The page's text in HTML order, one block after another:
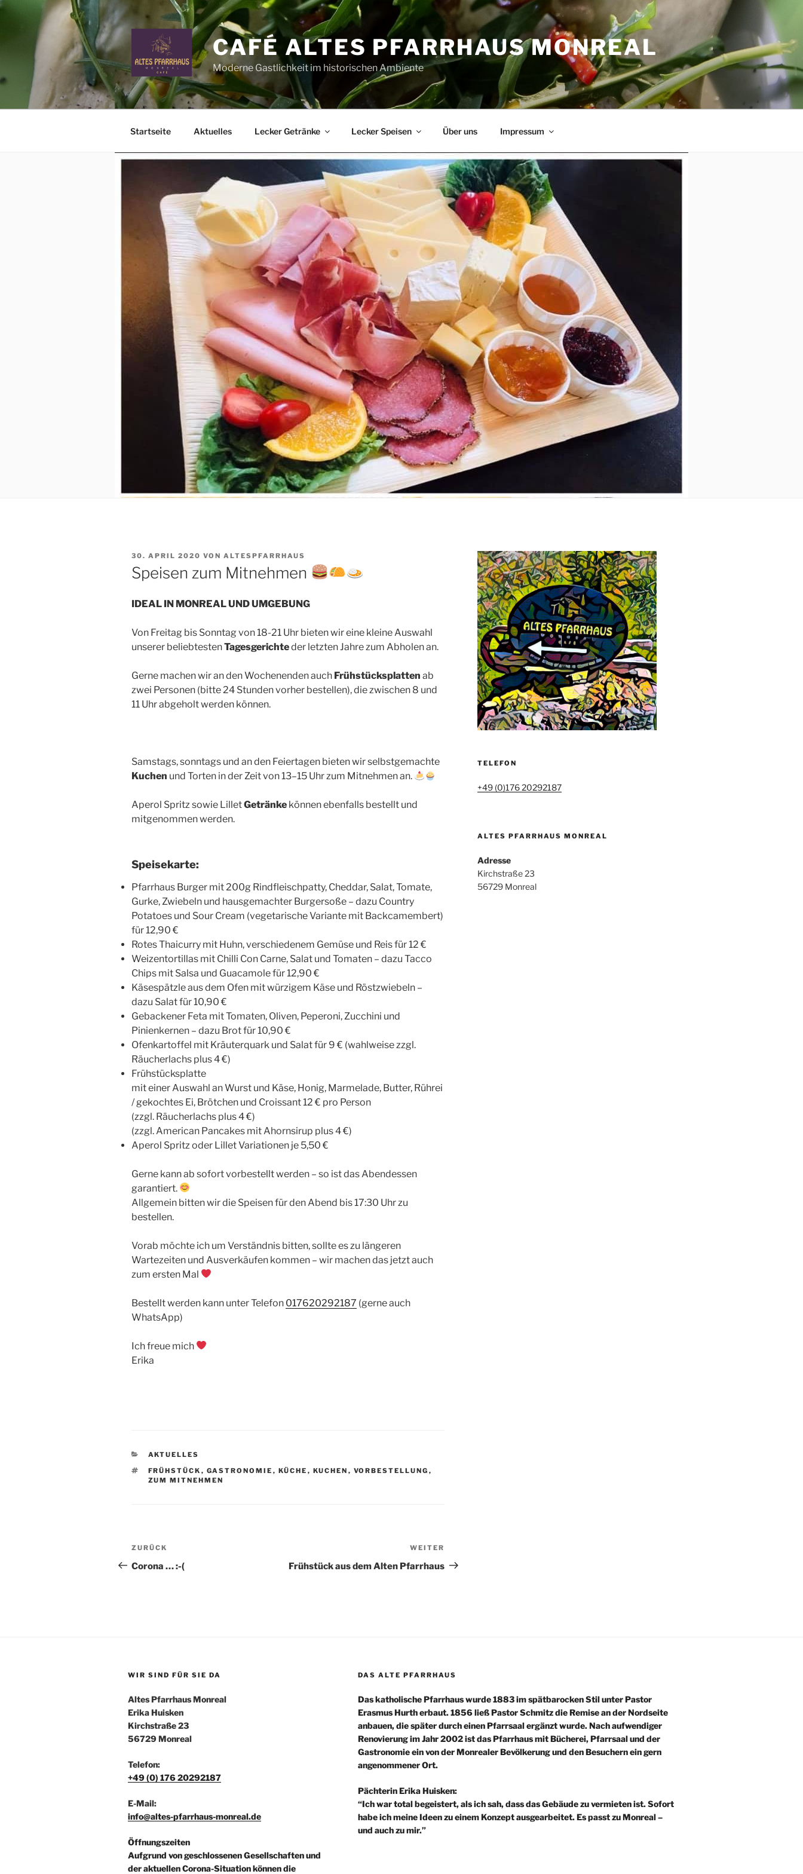
Zum
springen
CAFÉ ALTES PFARRHAUS MONREAL
Moderne Gastlichkeit im historischen Ambiente
Startseite Aktuelles Lecker Getränke Lecker Speisen Über uns Impressum
VERÖFFENTLICHT
AM
30. APRIL 2020 VON ALTESPFARRHAUS
Speisen zum Mitnehmen
IDEAL IN MONREAL UND UMGEBUNG
Von Freitag bis Sonntag von 18-21 Uhr bieten wir eine kleine Auswahl
unserer beliebtestenTagesgerichteder letzten Jahre zum Abholen an.
Gerne machen wir an den Wochenenden auch Frühstücksplatten ab
zwei Personen (bitte 24 Stunden vorher bestellen), die zwischen 8 und
11 Uhr abgeholt werden können.
Samstags, sonntags und an den Feiertagen bieten wir selbstgemachte
Kuchen und Torten in der Zeit von 13–15 Uhr zum Mitnehmen an.
Aperol Spritz sowie LilletGetränke können ebenfalls bestellt und
mitgenommen werden.
Speisekarte:
Pfarrhaus Burger mit 200g Rindfleischpatty, Cheddar, Salat, Tomate,
Gurke, Zwiebeln und hausgemachter Burgersoße – dazu Country
Potatoes und Sour Cream (vegetarische Variante mit Backcamembert)
für 12,90 €
Rotes Thaicurry mit Huhn, verschiedenem Gemüse und Reis für 12 €
Weizentortillas mit Chilli Con Carne, Salat und Tomaten – dazu Tacco
Chips mit Salsa und Guacamole für 12,90 €
Käsespätzle aus dem Ofen mit würzigem Käse und Röstzwiebeln –
dazu Salat für 10,90 €
Gebackener Feta mit Tomaten, Oliven, Peperoni, Zucchini und
Pinienkernen – dazu Brot für 10,90 €
Ofenkartoffel mit Kräuterquark und Salat für 9 € (wahlweise zzgl.
Räucherlachs plus 4 €)
Frühstücksplatte
mit einer Auswahl an Wurst und Käse, Honig, Marmelade, Butter, Rührei
/ gekochtes Ei, Brötchen und Croissant 12 € pro Person
(zzgl. Räucherlachs plus 4 €)
(zzgl. American Pancakes mit Ahornsirup plus 4 €)
Aperol Spritz oder Lillet Variationen je 5,50 €
Gerne kann ab sofort vorbestellt werden – so ist das Abendessen
garantiert.
Allgemein bitten wir die Speisen für den Abend bis 17:30 Uhr zu
bestellen.
Vorab möchte ich um Verständnis bitten, sollte es zu längeren
Wartezeiten und Ausverkäufen kommen – wir machen das jetzt auch
zum ersten Mal
Bestellt werden kann unter Telefon 017620292187 (gerne auch
WhatsApp)
Ich freue mich
Erika
KATEGORIEN
AKTUELLES
SCHLAGWÖRTER
FRÜHSTÜCK , GASTRONOMIE , KÜCHE , KUCHEN , VORBESTELLUNG ,
ZUM MITNEHMEN
Beitragsnavigation
Vorheriger
Beitrag
ZURÜCK
Corona … :-(
Beitrag
WEITER
Frühstück aus dem Alten Pfarrhaus
TELEFON
+49 (0)176 20292187
ALTES PFARRHAUS MONREAL
Adresse
Kirchstraße 23
56729 Monreal
WIR SIND FÜR SIE DA
Altes Pfarrhaus Monreal
Erika Huisken
Kirchstraße 23
56729 Monreal
Telefon:
+49 (0) 176 20292187
E-Mail:
info@altes-pfarrhaus-monreal.de
Öffnungszeiten
Aufgrund von geschlossenen Gesellschaften und
der aktuellen Corona-Situation können die
DAS ALTE PFARRHAUS
Das katholische Pfarrhaus wurde 1883 im spätbarocken Stil unter Pastor
Erasmus Hurth erbaut. 1856 ließ Pastor Schmitz die Remise an der Nordseite
anbauen, die später durch einen Pfarrsaal ergänzt wurde. Nach aufwendiger
Renovierung im Jahr 2002 ist das Pfarrhaus mit Bücherei, Pfarrsaal und der
Gastronomie ein von der Monrealer Bevölkerung und den Besuchern ein gern
angenommener Ort.
Pächterin Erika Huisken:
“Ich war total begeistert, als ich sah, dass das Gebäude zu vermieten ist. Sofort
habe ich meine Ideen zu einem Konzept ausgearbeitet. Es passt zu Monreal –
und auch zu mir.”